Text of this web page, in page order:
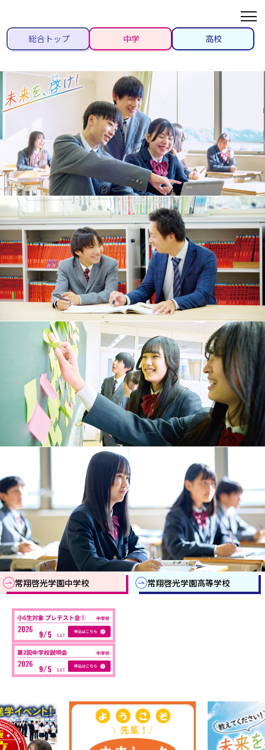
総合トップ 中学 高校
常翔啓光学園中学校 常翔啓光学園高等学校